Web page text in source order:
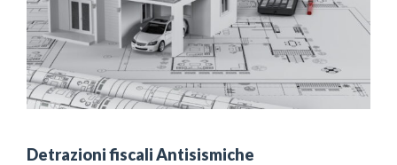
Detrazioni fiscali Antisismiche